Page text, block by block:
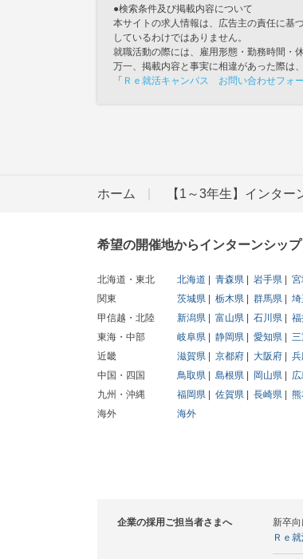
●検索条件及び掲載内容について
本サイトの求人情報は、広告主の責任に基
しているわけではありません。
就職活動の際には、雇用形態・勤務時間・
万一、掲載内容と事実に相違があった際は
「 Ｒｅ就活キャンパス お問い合わせフォ
ホーム 【1～3年生】インター
希望の開催地からインターンシッ
北海道・東北 北海道 青森県 岩手県
関東
茨城県 栃木県 群馬県
甲信越・北陸
新潟県 富山県 石川県
東海・中部
岐阜県 静岡県 愛知県
近畿
滋賀県 京都府 大阪府
中国・四国
鳥取県 島根県 岡山県
九州・沖縄
福岡県 佐賀県 長崎県
海外
海外
企業の採用ご担当者さまへ
新卒
Ｒｅ